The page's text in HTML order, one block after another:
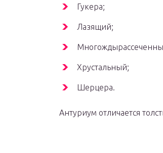
Гукера;
Лазящий;
Хрустальный;
Шерцера.
Антуриум отличается